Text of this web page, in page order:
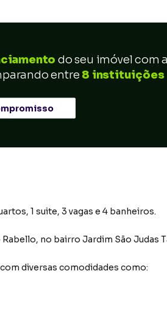
do seu imóvel com a
entre 8 instituições
1 suite, 3 vagas e 4 banheiros.
Rabello, no bairro Jardim São Judas
diversas comodidades como: